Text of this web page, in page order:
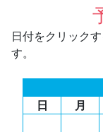
日付をクリック
す。
日
月